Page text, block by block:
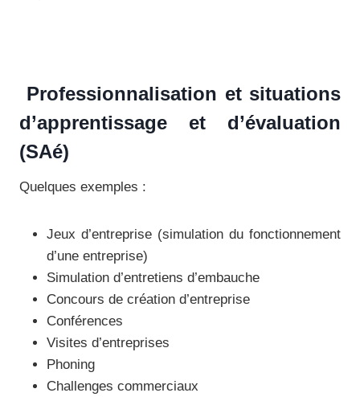
Professionnalisation et situations
d’apprentissage et d’évaluation
(SAé)
Quelques exemples :
Jeux d’entreprise (simulation du fonctionnement
d’une entreprise)
Simulation d’entretiens d’embauche
Concours de création d’entreprise
Conférences
Visites d’entreprises
Phoning
Challenges commerciaux